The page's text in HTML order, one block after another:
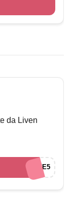
da Liven
LEVE5